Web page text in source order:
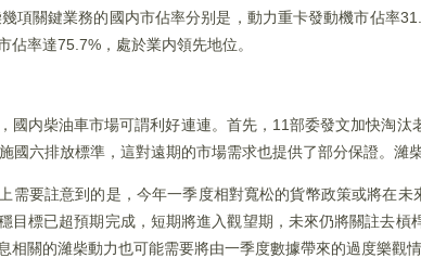
項關鍵業務的國内市佔率分别是，動力重卡發動機市佔率
佔率達75.7%，處於業内領先地位。
國内柴油車市場可謂利好連連。首先，11部委發文加快淘
國六排放標準，這對遠期的市場需求也提供了部分保證。濰
需要註意到的是，今年一季度相對寬松的貨幣政策或將在
目標已超預期完成，短期將進入觀望期，未來仍將關註去
相關的濰柴動力也可能需要將由一季度數據帶來的過度樂觀情